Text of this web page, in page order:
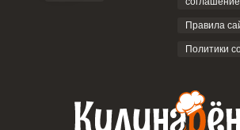
Правила
Политики